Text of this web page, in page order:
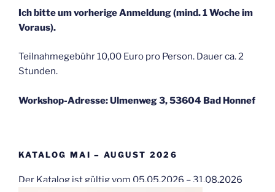
Ich bitte um vorherige Anmeldung (mind. 1 Woche im
Voraus).
Teilnahmegebühr 10,00 Euro pro Person. Dauer ca. 2
Stunden.
Workshop-Adresse: Ulmenweg 3, 53604 Bad Honnef
KATALOG MAI – AUGUST 2026
Der Katalog ist gültig vom 05.05.2026 – 31.08.2026